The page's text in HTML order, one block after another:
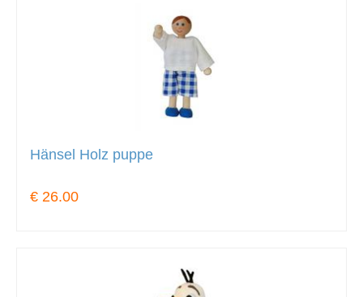
Hänsel Holz puppe
€ 26.00